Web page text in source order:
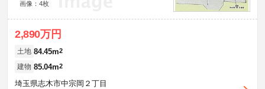
画像：4枚
2,890万円
土地 84.45m2
建物 85.04m2
埼玉県志木市中宗岡２丁目